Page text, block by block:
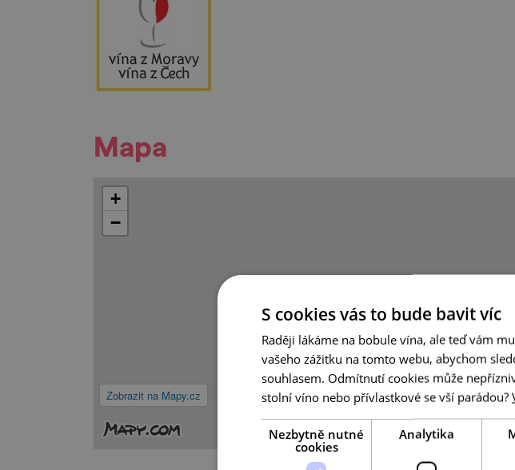
Mapa
Zobrazit na Mapy.cz
+
−
S cookies vás to bude bavit víc
Raději lákáme na bobule vína, ale teď vám
vašeho zážitku na tomto webu, abychom
souhlasem. Odmítnutí cookies může
stolní víno nebo přívlastkové se vší parádou?
Nezbytně nutné
cookies
Analytika